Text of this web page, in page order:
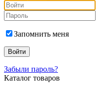
Запомнить меня
Забыли пароль?
Каталог товаров